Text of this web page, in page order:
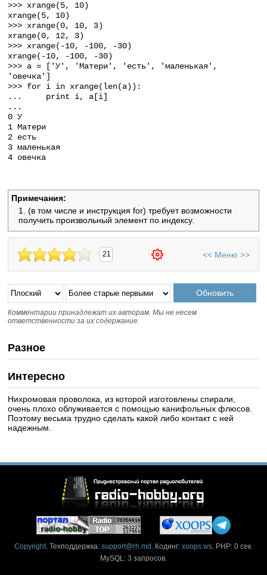
>>> xrange(5, 10)
xrange(5, 10)
>>> xrange(0, 10, 3)
xrange(0, 12, 3)
>>> xrange(-10, -100, -30)
xrange(-10, -100, -30)
>>> a = ['У', 'Матери', 'есть', 'маленькая',
'овечка']
>>> for i in xrange(len(a)):
... print i, a[i]
...
0 У
1 Матери
2 есть
3 маленькая
4 овечка
Примечания:
(в том числе и инструкция for) требует возможности
получить произвольный элемент по индексу.
21 << Меню >>
Комментарии принадлежат их авторам. Мы не несем
ответственности за их содержание.
Разное
Интересно
Нихромовая проволока, из которой изготовлены спирали,
очень плохо облуживается с помощью канифольных флюсов.
Поэтому весьма трудно сделать какой либо контакт с ней
надежным.
Copyright. Техподдержка: support@rh.md . Кодинг: xoops.ws. PHP: 0 сек.
MySQL: 3 запросов.